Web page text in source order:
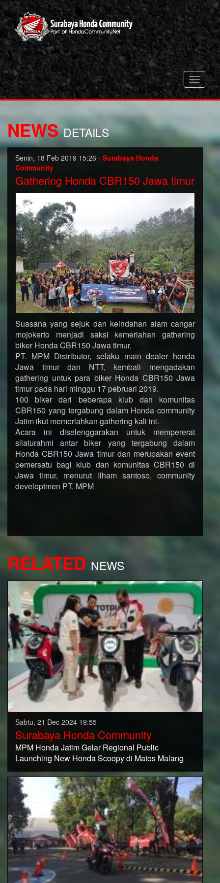
Toggle
NEWS DETAILS
Senin, 18 Feb 2019 15:26 - Surabaya Honda
Community
Gathering Honda CBR150 Jawa timur
Suasana yang sejuk dan keindahan alam cangar
mojokerto menjadi saksi kemeriahan gathering
biker Honda CBR150 Jawa timur.
PT. MPM Distributor, selaku main dealer honda
Jawa timur dan NTT, kembali mengadakan
gathering untuk para biker Honda CBR150 Jawa
timur pada hari minggu 17 pebruari 2019.
100 biker dari beberapa klub dan komunitas
CBR150 yang tergabung dalam Honda community
Jatim ikut memeriahkan gathering kali ini.
Acara ini diselenggarakan untuk mempererat
silaturahmi antar biker yang tergabung dalam
Honda CBR150 Jawa timur dan merupakan event
pemersatu bagi klub dan komunitas CBR150 di
Jawa timur, menurut Ilham santoso, community
developtmen PT. MPM
RELATED NEWS
Sabtu, 21 Dec 2024 19:55
Surabaya Honda Community
MPM Honda Jatim Gelar Regional Public
Launching New Honda Scoopy di Matos Malang